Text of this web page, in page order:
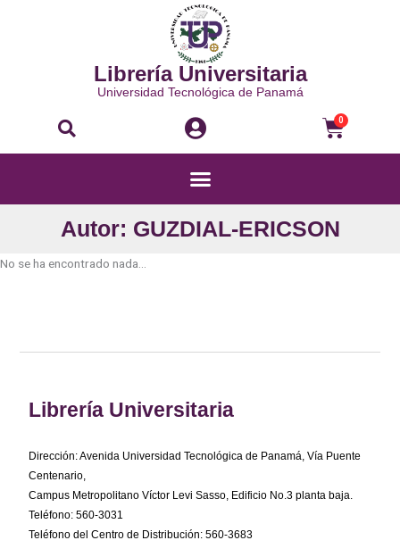
Librería Universitaria
Universidad Tecnológica de Panamá
Buscar 0
Menú
Autor: GUZDIAL-ERICSON
No se ha encontrado nada...
Librería Universitaria
Dirección: Avenida Universidad Tecnológica de Panamá, Vía Puente
Centenario,
Campus Metropolitano Víctor Levi Sasso, Edificio No.3 planta baja.
Teléfono: 560-3031
Teléfono del Centro de Distribución: 560-3683